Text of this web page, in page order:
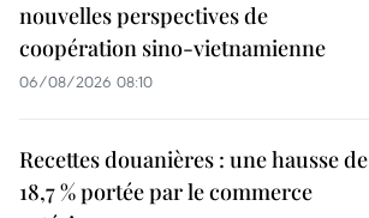
nouvelles perspectives de
coopération sino-vietnamienne
06/08/2026 08:10
Recettes douanières : une hausse de
18,7 % portée par le commerce